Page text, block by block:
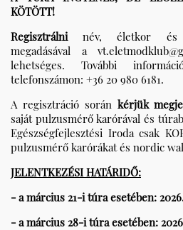
KÖTÖTT!
Regisztrálni név, életkor és
megadásával a
lehetséges. További
telefonszámon: +36 20 980 6181.
A regisztráció során kérjük
saját pulzusmérő karórával és
Egészségfejlesztési Iroda csak
pulzusmérő karórákat és nordic
JELENTKEZÉSI HATÁRIDŐ:
- a március 21-i túra esetében:
- a március 28-i túra esetében: